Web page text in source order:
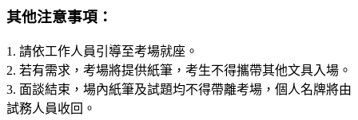
其他注意事項：
1. 請依工作人員引導至考場就座。
2. 若有需求，考場將提供紙筆，考生不得攜帶其他文具入場。
3. 面談結束，場內紙筆及試題均不得帶離考場，個人名牌將由
試務人員收回。